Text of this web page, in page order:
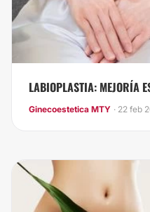
LABIOPLASTIA: MEJORÍA
Ginecoestetica MTY · 22 feb